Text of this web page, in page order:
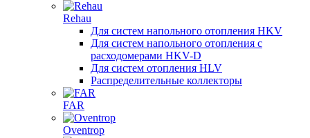
Rehau
Для систем напольного отопления HKV
Для систем напольного отопления с
расходомерами HKV-D
Для систем отопления HLV
Распределительные коллекторы
FAR
Oventrop